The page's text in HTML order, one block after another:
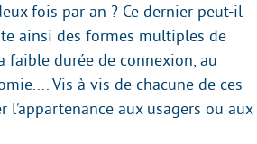
fois par an ? Ce dernier peut-il
ainsi des formes multiples de
faible durée de connexion, au
Vis à vis de chacune de ces
aux usagers ou aux